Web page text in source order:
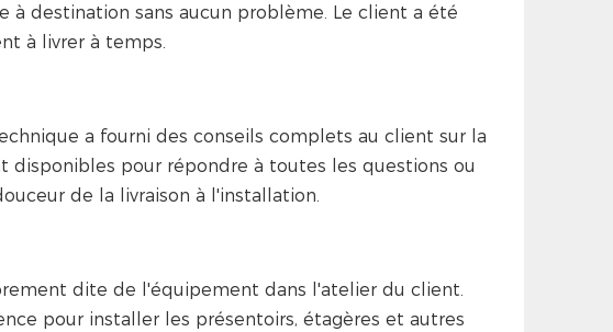
destination sans aucun problème. Le client a été
à livrer à temps.
a fourni des conseils complets au client sur la
pour répondre à toutes les questions ou
de la livraison à l'installation.
dite de l'équipement dans l'atelier du client.
pour installer les présentoirs, étagères et autres